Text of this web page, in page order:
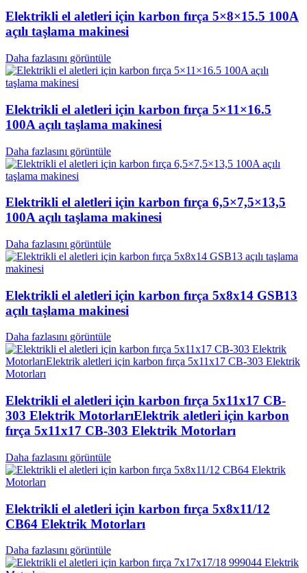
Elektrikli el aletleri için karbon fırça 5×8×15.5 100A
açılı taşlama makinesi
Daha fazlasını görüntüle
Elektrikli el aletleri için karbon fırça 5×11×16.5
100A açılı taşlama makinesi
Daha fazlasını görüntüle
Elektrikli el aletleri için karbon fırça 6,5×7,5×13,5
100A açılı taşlama makinesi
Daha fazlasını görüntüle
Elektrikli el aletleri için karbon fırça 5x8x14 GSB13
açılı taşlama makinesi
Daha fazlasını görüntüle
Elektrikli el aletleri için karbon fırça 5x11x17 CB-
303 Elektrik MotorlarıElektrik aletleri için karbon
fırça 5x11x17 CB-303 Elektrik Motorları
Daha fazlasını görüntüle
Elektrikli el aletleri için karbon fırça 5x8x11/12
CB64 Elektrik Motorları
Daha fazlasını görüntüle